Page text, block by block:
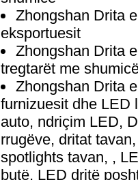
Zhongshan Drita
eksportuesit
Zhongshan Drita
tregtarët me
Zhongshan Drita
furnizuesit dhe LED
auto, ndriçim LED,
rrugëve, dritat
spotlights tavan, ,
butë, LED dritë